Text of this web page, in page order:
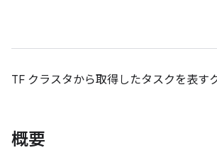
TF クラスタから取得したタスクを表す
概要